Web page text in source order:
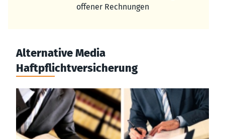
offener Rechnungen
Alternative Media
Haftpflichtversicherung